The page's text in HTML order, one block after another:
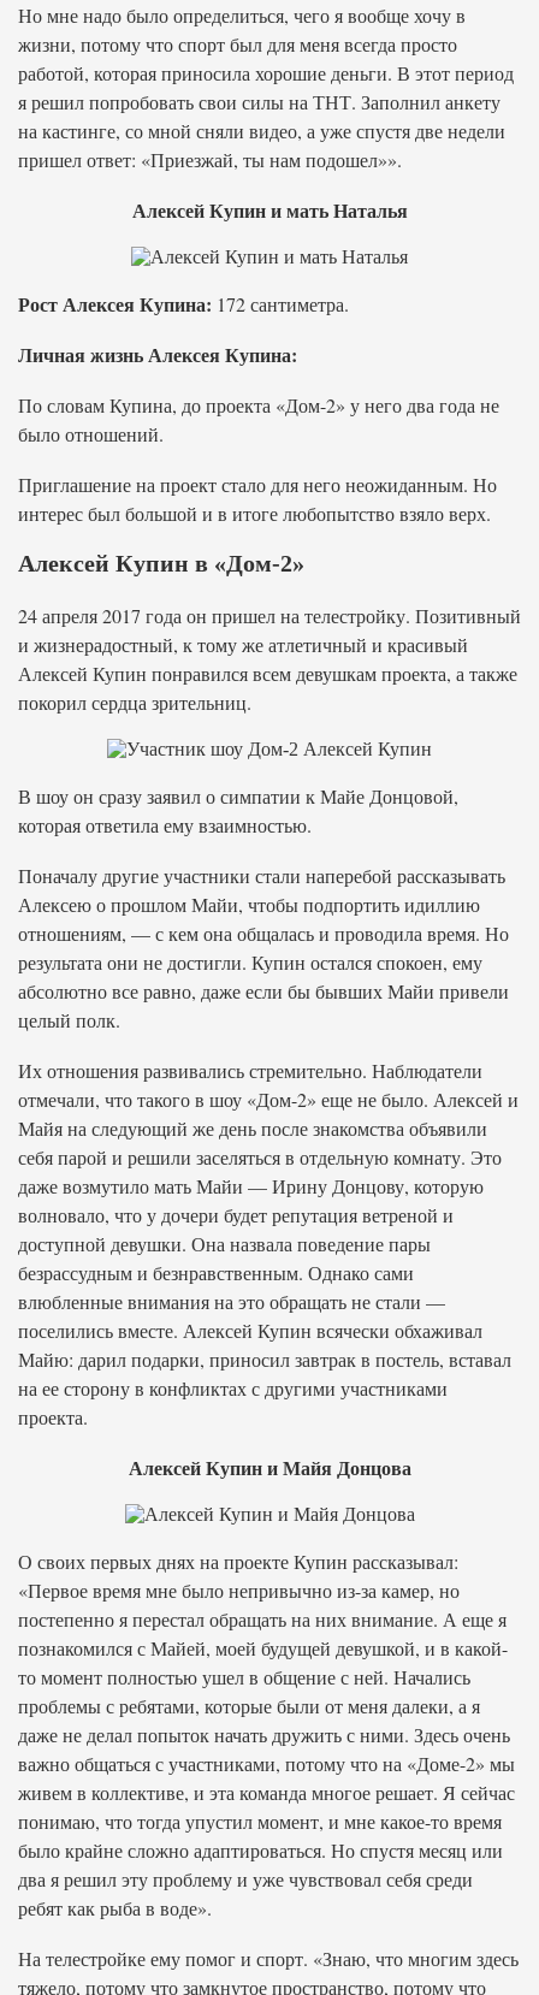
Но мне надо было определиться, чего я вообще хочу в
жизни, потому что спорт был для меня всегда просто
работой, которая приносила хорошие деньги. В этот период
я решил попробовать свои силы на ТНТ. Заполнил анкету
на кастинге, со мной сняли видео, а уже спустя две недели
пришел ответ: «Приезжай, ты нам подошел»».
Алексей Купин и мать Наталья
Рост Алексея Купина: 172 сантиметра.
Личная жизнь Алексея Купина:
По словам Купина, до проекта «Дом-2» у него два года не
было отношений.
Приглашение на проект стало для него неожиданным. Но
интерес был большой и в итоге любопытство взяло верх.
Алексей Купин в «Дом-2»
24 апреля 2017 года он пришел на телестройку. Позитивный
и жизнерадостный, к тому же атлетичный и красивый
Алексей Купин понравился всем девушкам проекта, а также
покорил сердца зрительниц.
В шоу он сразу заявил о симпатии к Майе Донцовой,
которая ответила ему взаимностью.
Поначалу другие участники стали наперебой рассказывать
Алексею о прошлом Майи, чтобы подпортить идиллию
отношениям, — с кем она общалась и проводила время. Но
результата они не достигли. Купин остался спокоен, ему
абсолютно все равно, даже если бы бывших Майи привели
целый полк.
Их отношения развивались стремительно. Наблюдатели
отмечали, что такого в шоу «Дом-2» еще не было. Алексей и
Майя на следующий же день после знакомства объявили
себя парой и решили заселяться в отдельную комнату. Это
даже возмутило мать Майи — Ирину Донцову, которую
волновало, что у дочери будет репутация ветреной и
доступной девушки. Она назвала поведение пары
безрассудным и безнравственным. Однако сами
влюбленные внимания на это обращать не стали —
поселились вместе. Алексей Купин всячески обхаживал
Майю: дарил подарки, приносил завтрак в постель, вставал
на ее сторону в конфликтах с другими участниками
проекта.
Алексей Купин и Майя Донцова
О своих первых днях на проекте Купин рассказывал:
«Первое время мне было непривычно из-за камер, но
постепенно я перестал обращать на них внимание. А еще я
познакомился с Майей, моей будущей девушкой, и в какой-
то момент полностью ушел в общение с ней. Начались
проблемы с ребятами, которые были от меня далеки, а я
даже не делал попыток начать дружить с ними. Здесь очень
важно общаться с участниками, потому что на «Доме-2» мы
живем в коллективе, и эта команда многое решает. Я сейчас
понимаю, что тогда упустил момент, и мне какое-то время
было крайне сложно адаптироваться. Но спустя месяц или
два я решил эту проблему и уже чувствовал себя среди
ребят как рыба в воде».
На телестройке ему помог и спорт. «Знаю, что многим здесь
тяжело, потому что замкнутое пространство, потому что